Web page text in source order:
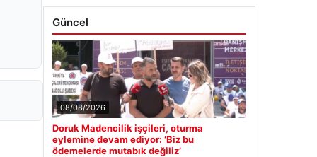
Güncel
08/08/2026
Doruk Madencilik işçileri, oturma
eylemine devam ediyor: ‘Biz bu
ödemelerde mutabık değiliz’